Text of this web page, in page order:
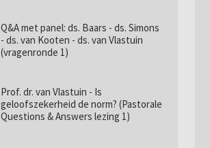
Q&A met panel: ds. Baars - ds. Simons
- ds. van Kooten - ds. van Vlastuin
(vragenronde 1)
Prof. dr. van Vlastuin - Is
geloofszekerheid de norm? (Pastorale
Questions & Answers lezing 1)